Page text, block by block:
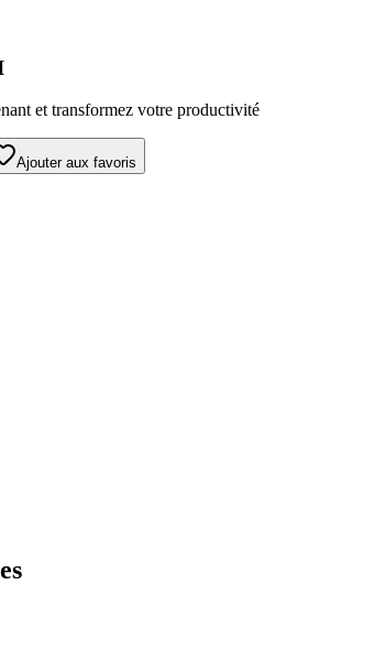
et transformez votre productivité
Ajouter aux favoris